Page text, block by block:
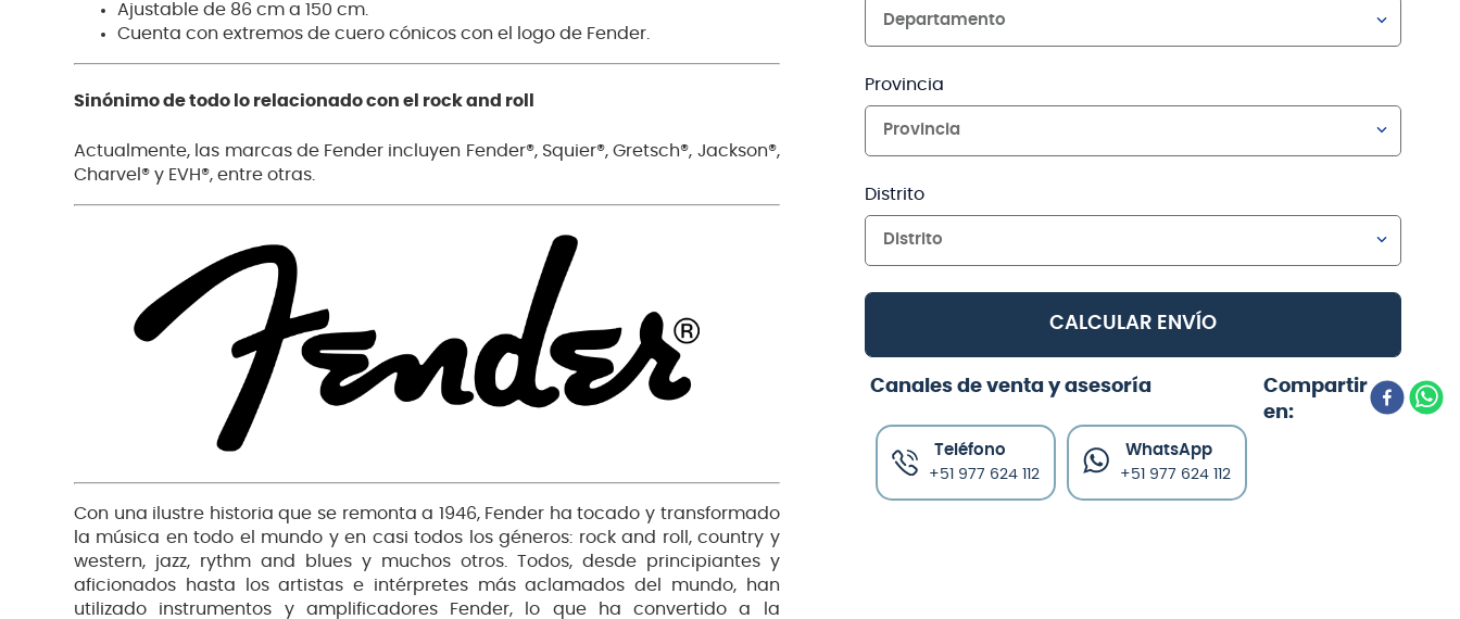
Ajustable de 86 cm a 150 cm.
Cuenta con extremos de cuero cónicos con el logo de Fender.
Sinónimo de todo lo relacionado con el rock and roll
Actualmente, las marcas de Fender incluyen Fender®, Squier®, Gretsch®, Jackson®,
Charvel® y EVH®, entre otras.
Con una ilustre historia que se remonta a 1946, Fender ha tocado y transformado
la música en todo el mundo y en casi todos los géneros: rock and roll, country y
western, jazz, rythm and blues y muchos otros. Todos, desde principiantes y
aficionados hasta los artistas e intérpretes más aclamados del mundo, han
utilizado instrumentos y amplificadores Fender, lo que ha convertido a la
Departamento
Provincia
Provincia
Distrito
Distrito
CALCULAR ENVÍO
Canales de venta y asesoría
Teléfono
+51 977 624 112
WhatsApp
+51 977 624 112